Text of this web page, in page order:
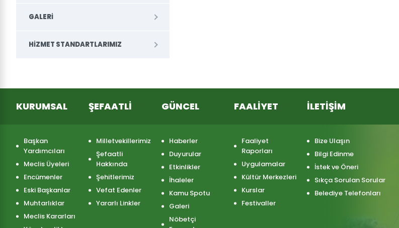
GALERI
HIZMET STANDARTLARIMIZ
KURUMSAL
Başkan
Yardımcıları
Meclis Üyeleri
Encümenler
Eski Başkanlar
Muhtarlıklar
Meclis Kararları
ŞEFAATLİ
Milletvekillerimiz
Şefaatli
Hakkında
Şehitlerimiz
Vefat Edenler
Yararlı Linkler
GÜNCEL
Haberler
Duyurular
Etkinlikler
İhaleler
Kamu Spotu
Galeri
Nöbetçi
FAALİYET
Faaliyet
Raporları
Uygulamalar
Kültür Merkezleri
Kurslar
Festivaller
İLETİŞİM
Bize Ulaşın
Bilgi Edinme
İstek ve Öneri
Sıkça Sorulan Sorular
Belediye Telefonları